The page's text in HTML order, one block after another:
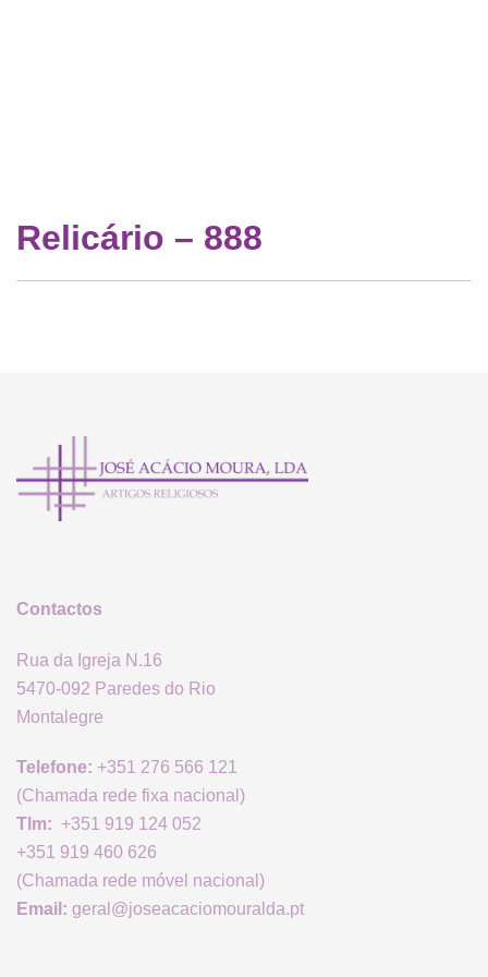
Relicário – 888
Contactos
Rua da Igreja N.16
5470-092 Paredes do Rio
Montalegre
Telefone: +351 276 566 121
(Chamada rede fixa nacional)
Tlm: +351 919 124 052
+351 919 460 626
(Chamada rede móvel nacional)
Email: geral@joseacaciomouralda.pt